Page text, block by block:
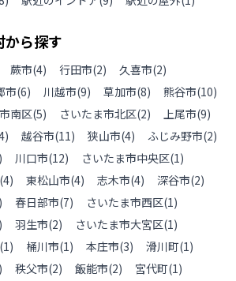
から探す
蕨市(4) 行田市(2) 久喜市(2)
市(6) 川越市(9) 草加市(8) 熊谷市(10)
南区(5) さいたま市北区(2) 上尾市(9)
) 越谷市(11) 狭山市(4) ふじみ野市(2)
) 川口市(12) さいたま市中央区(1)
(4) 東松山市(4) 志木市(4) 深谷市(2)
) 春日部市(7) さいたま市西区(1)
) 羽生市(2) さいたま市大宮区(1)
(1) 桶川市(1) 本庄市(3) 滑川町(1)
) 秩父市(2) 飯能市(2) 宮代町(1)